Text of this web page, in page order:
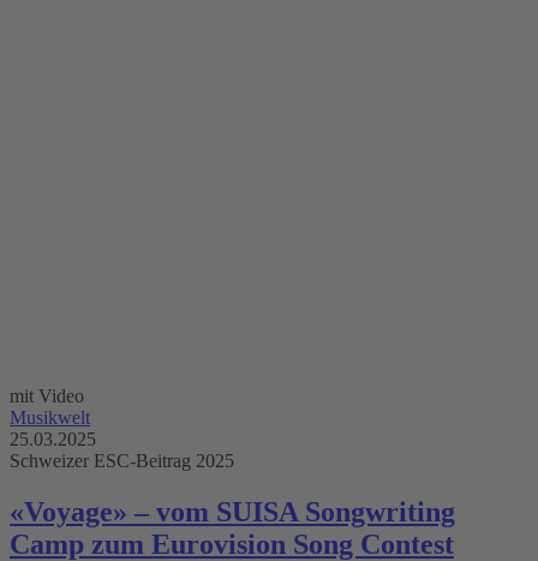
mit Video
Musikwelt
25.03.2025
Schweizer ESC-Beitrag 2025
«Voyage» – vom SUISA Songwriting
Camp zum Eurovision Song Contest